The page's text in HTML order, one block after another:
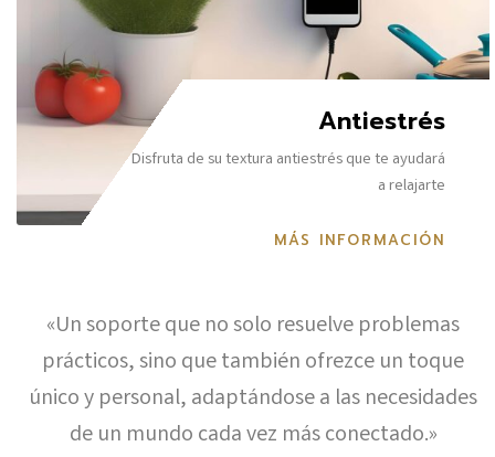
Antiestrés
Disfruta de su textura antiestrés que te ayudará
a relajarte
MÁS INFORMACIÓN
«Un soporte que no solo resuelve problemas
prácticos, sino que también ofrezce un toque
único y personal, adaptándose a las necesidades
de un mundo cada vez más conectado.»